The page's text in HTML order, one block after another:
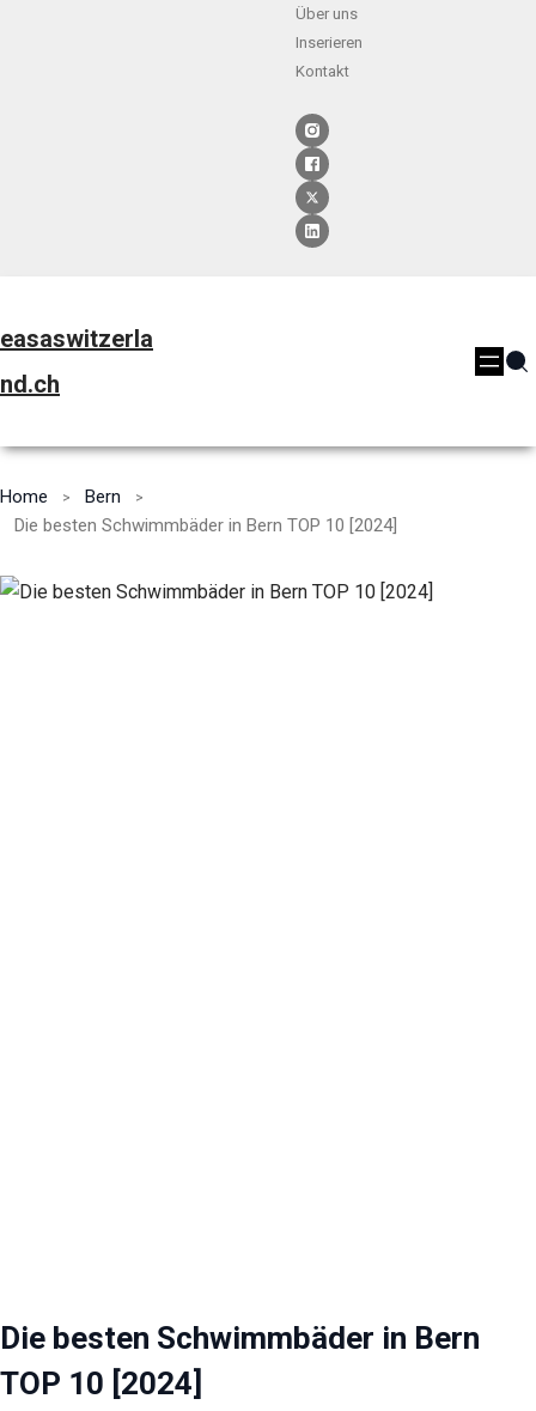
Über uns
Inserieren
Kontakt
easaswitzerla
nd.ch
Home
Bern
Die besten Schwimmbäder in Bern TOP 10 [2024]
Die besten Schwimmbäder in Bern
TOP 10 [2024]